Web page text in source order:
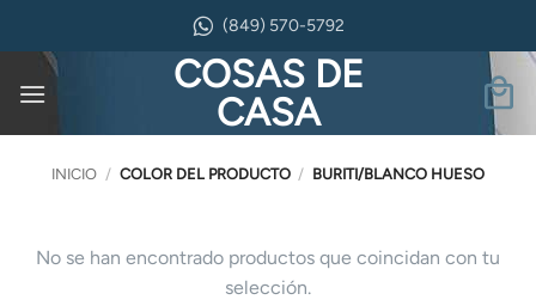
contenido
(849) 570-5792
COSAS DE
CASA
INICIO / COLOR DEL PRODUCTO / BURITI/BLANCO HUESO
No se han encontrado productos que coincidan con tu
selección.